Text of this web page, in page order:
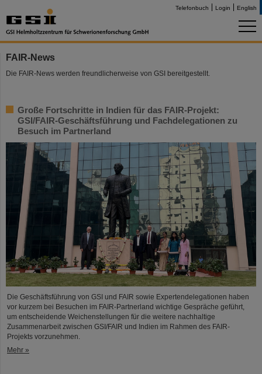
Telefonbuch Login English
FAIR-News
Die FAIR-News werden freundlicherweise von GSI bereitgestellt.
Große Fortschritte in Indien für das FAIR-Projekt:
GSI/FAIR-Geschäftsführung und Fachdelegationen zu
Besuch im Partnerland
Die Geschäftsführung von GSI und FAIR sowie Expertendelegationen haben
vor kurzem bei Besuchen im FAIR-Partnerland wichtige Gespräche geführt,
um entscheidende Weichenstellungen für die weitere nachhaltige
Zusammenarbeit zwischen GSI/FAIR und Indien im Rahmen des FAIR-
Projekts vorzunehmen.
Mehr »